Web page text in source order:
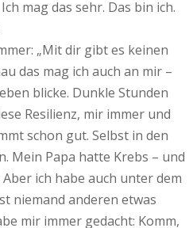
mag das sehr. Das bin ich.
„Mit dir gibt es keinen
das mag ich auch an mir –
blicke. Dunkle Stunden
Resilienz, mir immer und
schon gut. Selbst in den
Mein Papa hatte Krebs – und
ich habe auch unter dem
niemand anderen etwas
mir immer gedacht: Komm,